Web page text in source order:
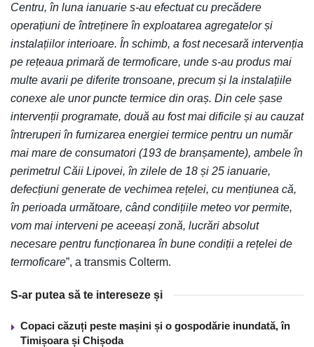
Centru, în luna ianuarie s-au efectuat cu precădere
operațiuni de întreținere în exploatarea agregatelor și
instalațiilor interioare. În schimb, a fost necesară intervenția
pe rețeaua primară de termoficare, unde s-au produs mai
multe avarii pe diferite tronsoane, precum și la instalațiile
conexe ale unor puncte termice din oraș. Din cele șase
intervenții programate, două au fost mai dificile și au cauzat
întreruperi în furnizarea energiei termice pentru un număr
mai mare de consumatori (193 de branșamente), ambele în
perimetrul Căii Lipovei, în zilele de 18 și 25 ianuarie,
defecțiuni generate de vechimea rețelei, cu mențiunea că,
în perioada următoare, când condițiile meteo vor permite,
vom mai interveni pe aceeași zonă, lucrări absolut
necesare pentru funcționarea în bune condiții a rețelei de
termoficare”, a transmis Colterm.
S-ar putea să te intereseze și
Copaci căzuți peste mașini și o gospodărie inundată, în
Timișoara și Chișoda